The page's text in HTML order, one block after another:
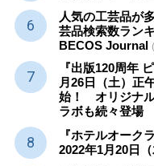
人気の工芸品が
芸品検索数ラン
BECOS Journal
『出版120周年
月26日（土）正
始！ オリジナ
ラボも続々登場
『ホテルオーク
2022年1月20日